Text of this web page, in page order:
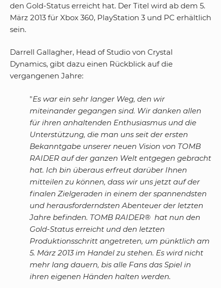
den Gold-Status erreicht hat. Der Titel wird ab dem 5.
März 2013 für Xbox 360, PlayStation 3 und PC erhältlich
sein.
Darrell Gallagher, Head of Studio von Crystal
Dynamics, gibt dazu einen Rückblick auf die
vergangenen Jahre:
"Es war ein sehr langer Weg, den wir
miteinander gegangen sind. Wir danken allen
für ihren anhaltenden Enthusiasmus und die
Unterstützung, die man uns seit der ersten
Bekanntgabe unserer neuen Vision von TOMB
RAIDER auf der ganzen Welt entgegen gebracht
hat. Ich bin überaus erfreut darüber Ihnen
mitteilen zu können, dass wir uns jetzt auf der
finalen Zielgeraden in einem der spannendsten
und herausforderndsten Abenteuer der letzten
Jahre befinden. TOMB RAIDER® hat nun den
Gold-Status erreicht und den letzten
Produktionsschritt angetreten, um pünktlich am
5. März 2013 im Handel zu stehen. Es wird nicht
mehr lang dauern, bis alle Fans das Spiel in
ihren eigenen Händen halten werden.